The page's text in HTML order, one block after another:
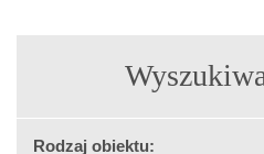
Rodzaj obiektu: